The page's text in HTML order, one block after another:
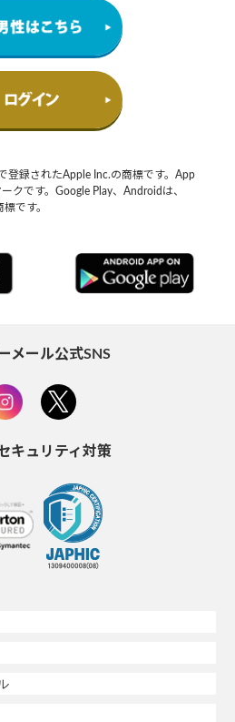
登録されたApple Inc.の商標です。App
クです。Google Play、Androidは、
です。
メール公式SNS
キュリティ対策